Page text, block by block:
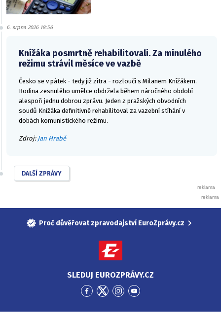
6. srpna 2026 18:56
Knížáka posmrtně rehabilitovali. Za minulého
režimu strávil měsíce ve vazbě
Česko se v pátek - tedy již zítra - rozloučí s Milanem Knížákem.
Rodina zesnulého umělce obdržela během náročného období
alespoň jednu dobrou zprávu. Jeden z pražských obvodních
soudů Knížáka definitivně rehabilitoval za vazební stíhání v
dobách komunistického režimu.
Zdroj: Jan Hrabě
DALŠÍ ZPRÁVY
Proč důvěřovat zpravodajství EuroZprávy.cz
SLEDUJ EUROZPRÁVY.CZ
Přejít
Facebook
Přejít
Twitter
Přejít
Instagram
Přejít
YouTube